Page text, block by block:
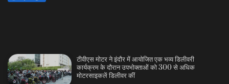
टीवीएस मोटर ने इंदौर में आयोजित एक भव्य डिलीवरी
कार्यक्रम के दौरान उपभोक्ताओं को 300 से अधिक
मोटरसाइकलें डिलीवर कीं